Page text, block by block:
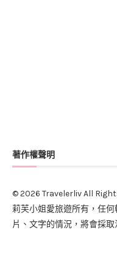
著作權聲明
© 2026 Travelerliv All
莉芙小姐愛旅遊所有，任
片、文字的情況，將會採取